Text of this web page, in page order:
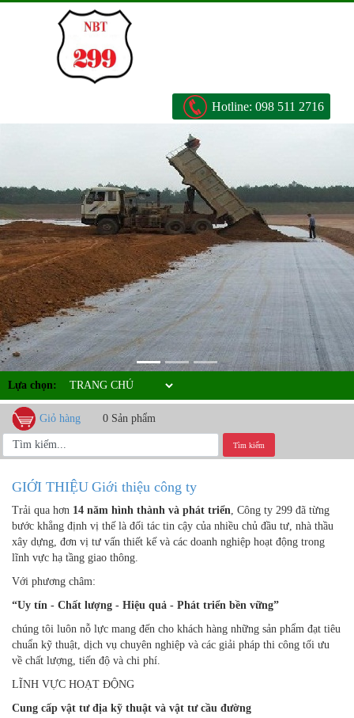
Hotline: 098 511 2716
Lựa chọn:
Giỏ hàng 0 Sản phẩm
Tìm kiếm
GIỚI THIỆU Giới thiệu công ty
Trải qua hơn 14 năm hình thành và phát triển, Công ty 299 đã từng
bước khẳng định vị thế là đối tác tin cậy của nhiều chủ đầu tư, nhà thầu
xây dựng, đơn vị tư vấn thiết kế và các doanh nghiệp hoạt động trong
lĩnh vực hạ tầng giao thông.
Với phương châm:
“Uy tín - Chất lượng - Hiệu quả - Phát triển bền vững”
chúng tôi luôn nỗ lực mang đến cho khách hàng những sản phẩm đạt tiêu
chuẩn kỹ thuật, dịch vụ chuyên nghiệp và các giải pháp thi công tối ưu
về chất lượng, tiến độ và chi phí.
LĨNH VỰC HOẠT ĐỘNG
Cung cấp vật tư địa kỹ thuật và vật tư cầu đường